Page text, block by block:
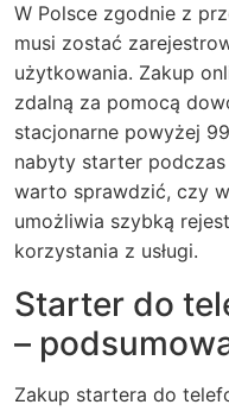
W Polsce zgodnie z
musi zostać
użytkowania. Zakup
zdalną za pomocą
stacjonarne powyżej
nabyty starter
warto sprawdzić, czy
umożliwia szybką
korzystania z usługi.
Starter do
–
Zakup startera do